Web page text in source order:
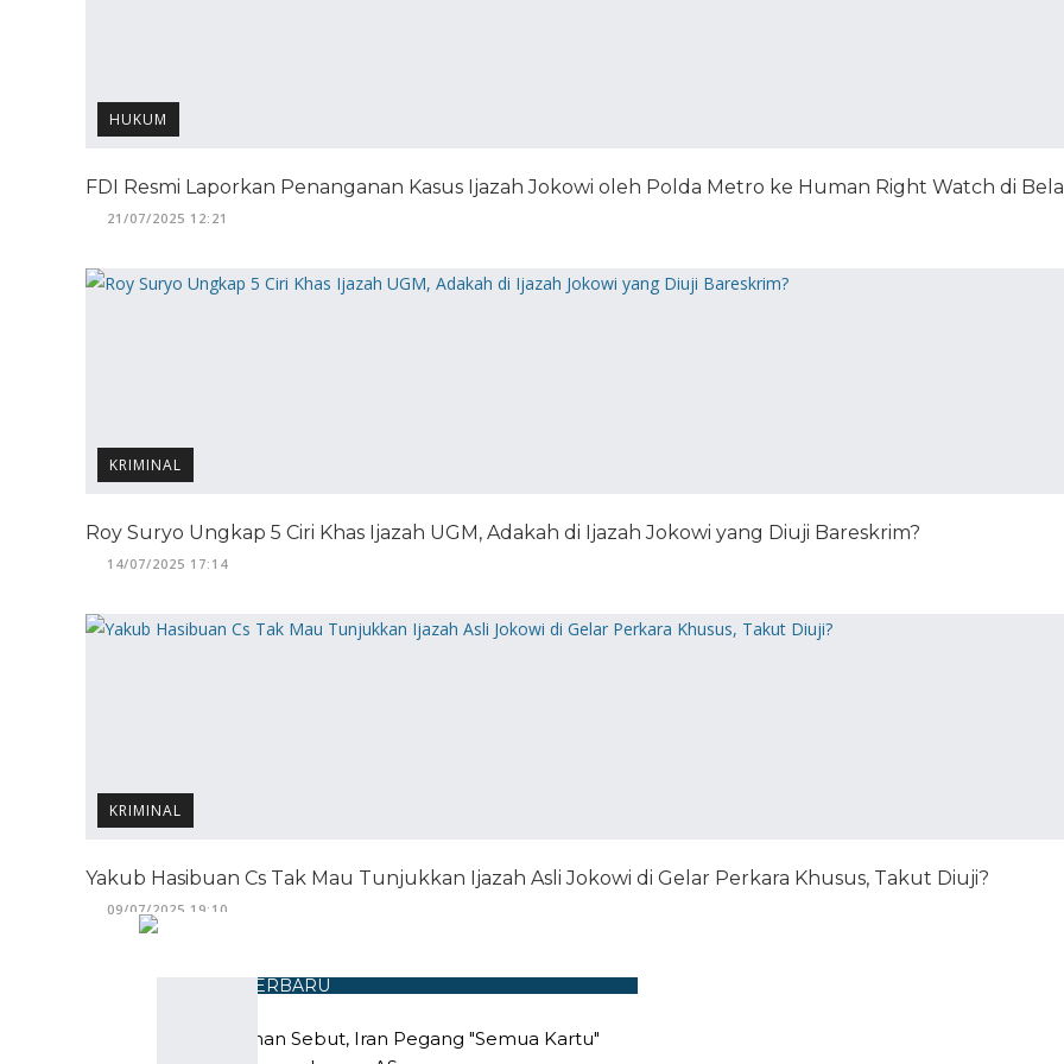
HUKUM
FDI Resmi Laporkan Penanganan Kasus Ijazah Jokowi oleh Polda Metro ke Human Right Watch di
21/07/2025 12:21
KRIMINAL
Roy Suryo Ungkap 5 Ciri Khas Ijazah UGM, Adakah di Ijazah Jokowi yang Diuji Bareskrim?
14/07/2025 17:14
KRIMINAL
Yakub Hasibuan Cs Tak Mau Tunjukkan Ijazah Asli Jokowi di Gelar Perkara Khusus, Takut Diuji?
09/07/2025 19:10
BERITA TERBARU
Eks Menhan Sebut, Iran Pegang "Semua Kartu"